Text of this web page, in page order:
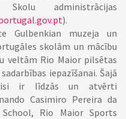
administrācijas
).
Gulbenkian muzeja un
skolām un mācību
veltām Rio Maior pilsētas
iepazīšanai. Šajā
ir līdzās un atvērti
Casimiro Pereira da
Rio Maior Sports